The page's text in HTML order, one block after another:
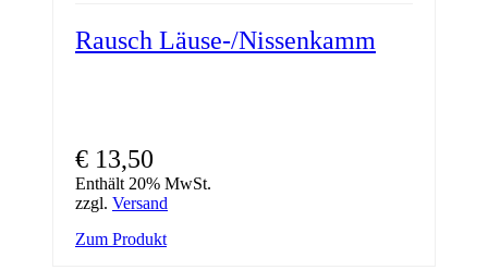
Rausch Läuse-/Nissenkamm
€ 13,50
Enthält 20% MwSt.
zzgl. Versand
Zum Produkt